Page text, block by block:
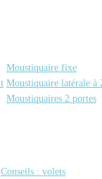
Moustiquaire fixe
Moustiquaire latérale à
Moustiquaires 2 portes
Conseils : volets